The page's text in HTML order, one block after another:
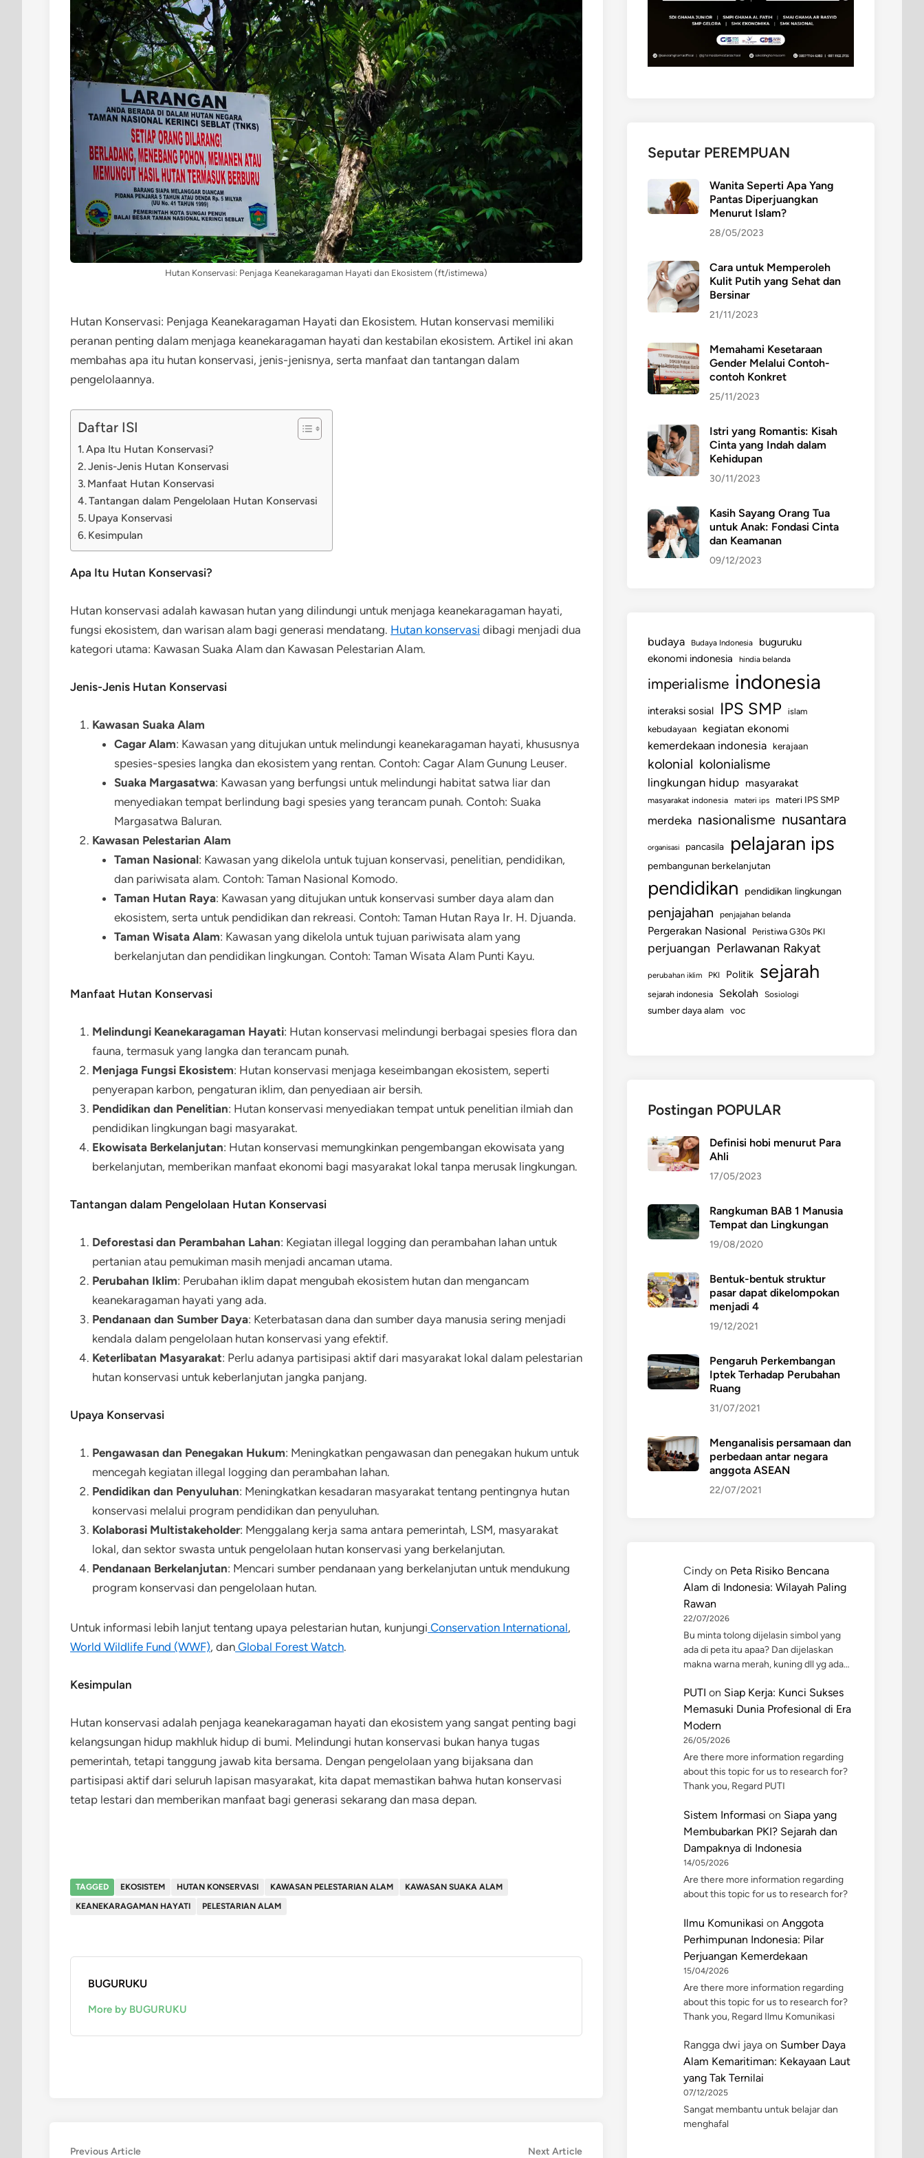
Hutan Konservasi: Penjaga Keanekaragaman Hayati dan Ekosistem (ft/istimewa)
Hutan Konservasi: Penjaga Keanekaragaman Hayati dan Ekosistem. Hutan konservasi memiliki
peranan penting dalam menjaga keanekaragaman hayati dan kestabilan ekosistem. Artikel ini akan
membahas apa itu hutan konservasi, jenis-jenisnya, serta manfaat dan tantangan dalam
pengelolaannya.
Daftar ISI
Apa Itu Hutan Konservasi?
Jenis-Jenis Hutan Konservasi
Manfaat Hutan Konservasi
Tantangan dalam Pengelolaan Hutan Konservasi
Upaya Konservasi
Kesimpulan
Apa Itu Hutan Konservasi?
Hutan konservasi adalah kawasan hutan yang dilindungi untuk menjaga keanekaragaman hayati,
fungsi ekosistem, dan warisan alam bagi generasi mendatang. Hutan konservasi dibagi menjadi dua
kategori utama: Kawasan Suaka Alam dan Kawasan Pelestarian Alam.
Jenis-Jenis Hutan Konservasi
Kawasan Suaka Alam
Cagar Alam: Kawasan yang ditujukan untuk melindungi keanekaragaman hayati, khususnya
spesies-spesies langka dan ekosistem yang rentan. Contoh: Cagar Alam Gunung Leuser.
Suaka Margasatwa: Kawasan yang berfungsi untuk melindungi habitat satwa liar dan
menyediakan tempat berlindung bagi spesies yang terancam punah. Contoh: Suaka
Margasatwa Baluran.
Kawasan Pelestarian Alam
Taman Nasional: Kawasan yang dikelola untuk tujuan konservasi, penelitian, pendidikan,
dan pariwisata alam. Contoh: Taman Nasional Komodo.
Taman Hutan Raya: Kawasan yang ditujukan untuk konservasi sumber daya alam dan
ekosistem, serta untuk pendidikan dan rekreasi. Contoh: Taman Hutan Raya Ir. H. Djuanda.
Taman Wisata Alam: Kawasan yang dikelola untuk tujuan pariwisata alam yang
berkelanjutan dan pendidikan lingkungan. Contoh: Taman Wisata Alam Punti Kayu.
Manfaat Hutan Konservasi
Melindungi Keanekaragaman Hayati: Hutan konservasi melindungi berbagai spesies flora dan
fauna, termasuk yang langka dan terancam punah.
Menjaga Fungsi Ekosistem: Hutan konservasi menjaga keseimbangan ekosistem, seperti
penyerapan karbon, pengaturan iklim, dan penyediaan air bersih.
Pendidikan dan Penelitian: Hutan konservasi menyediakan tempat untuk penelitian ilmiah dan
pendidikan lingkungan bagi masyarakat.
Ekowisata Berkelanjutan: Hutan konservasi memungkinkan pengembangan ekowisata yang
berkelanjutan, memberikan manfaat ekonomi bagi masyarakat lokal tanpa merusak lingkungan.
Tantangan dalam Pengelolaan Hutan Konservasi
Deforestasi dan Perambahan Lahan: Kegiatan illegal logging dan perambahan lahan untuk
pertanian atau pemukiman masih menjadi ancaman utama.
Perubahan Iklim: Perubahan iklim dapat mengubah ekosistem hutan dan mengancam
keanekaragaman hayati yang ada.
Pendanaan dan Sumber Daya: Keterbatasan dana dan sumber daya manusia sering menjadi
kendala dalam pengelolaan hutan konservasi yang efektif.
Keterlibatan Masyarakat: Perlu adanya partisipasi aktif dari masyarakat lokal dalam pelestarian
hutan konservasi untuk keberlanjutan jangka panjang.
Upaya Konservasi
Pengawasan dan Penegakan Hukum: Meningkatkan pengawasan dan penegakan hukum untuk
mencegah kegiatan illegal logging dan perambahan lahan.
Pendidikan dan Penyuluhan: Meningkatkan kesadaran masyarakat tentang pentingnya hutan
konservasi melalui program pendidikan dan penyuluhan.
Kolaborasi Multistakeholder: Menggalang kerja sama antara pemerintah, LSM, masyarakat
lokal, dan sektor swasta untuk pengelolaan hutan konservasi yang berkelanjutan.
Pendanaan Berkelanjutan: Mencari sumber pendanaan yang berkelanjutan untuk mendukung
program konservasi dan pengelolaan hutan.
Untuk informasi lebih lanjut tentang upaya pelestarian hutan, kunjungi Conservation International,
World Wildlife Fund (WWF), dan Global Forest Watch.
Kesimpulan
Hutan konservasi adalah penjaga keanekaragaman hayati dan ekosistem yang sangat penting bagi
kelangsungan hidup makhluk hidup di bumi. Melindungi hutan konservasi bukan hanya tugas
pemerintah, tetapi tanggung jawab kita bersama. Dengan pengelolaan yang bijaksana dan
partisipasi aktif dari seluruh lapisan masyarakat, kita dapat memastikan bahwa hutan konservasi
tetap lestari dan memberikan manfaat bagi generasi sekarang dan masa depan.
TAGGED EKOSISTEM HUTAN KONSERVASI KAWASAN PELESTARIAN ALAM
KAWASAN SUAKA ALAM
KEANEKARAGAMAN HAYATI
PELESTARIAN ALAM
BUGURUKU
More by BUGURUKU
Post
Previous ArticlePrevious Next ArticleNext
Seputar PEREMPUAN
Wanita Seperti Apa Yang
Pantas Diperjuangkan
Menurut Islam?
28/05/2023
Cara untuk Memperoleh
Kulit Putih yang Sehat dan
Bersinar
21/11/2023
Memahami Kesetaraan
Gender Melalui Contoh-
contoh Konkret
25/11/2023
Istri yang Romantis: Kisah
Cinta yang Indah dalam
Kehidupan
30/11/2023
Kasih Sayang Orang Tua
untuk Anak: Fondasi Cinta
dan Keamanan
09/12/2023
budaya Budaya Indonesia
buguruku
ekonomi indonesia
hindia belanda
imperialisme indonesia
interaksi sosial IPS SMP
islam
kebudayaan
kegiatan ekonomi
kemerdekaan indonesia kerajaan
kolonial kolonialisme
lingkungan hidup masyarakat
masyarakat indonesia materi ips materi IPS SMP
merdeka nasionalisme nusantara
organisasi pancasila pelajaran ips
pembangunan berkelanjutan
pendidikan pendidikan lingkungan
penjajahan penjajahan belanda
Pergerakan Nasional Peristiwa G30s PKI
perjuangan Perlawanan Rakyat
perubahan iklim PKI Politik sejarah
sejarah indonesia Sekolah Sosiologi
sumber daya alam voc
Postingan POPULAR
Definisi hobi menurut Para
Ahli
17/05/2023
Rangkuman BAB 1 Manusia
Tempat dan Lingkungan
19/08/2020
Bentuk-bentuk struktur
pasar dapat dikelompokan
menjadi 4
19/12/2021
Pengaruh Perkembangan
Iptek Terhadap Perubahan
Ruang
31/07/2021
Menganalisis persamaan dan
perbedaan antar negara
anggota ASEAN
22/07/2021
Cindy on Peta Risiko Bencana
Alam di Indonesia: Wilayah Paling
Rawan
22/07/2026
Bu minta tolong dijelasin simbol yang
ada di peta itu apaa? Dan dijelaskan
makna warna merah, kuning dll yg ada…
PUTI on Siap Kerja: Kunci Sukses
Memasuki Dunia Profesional di Era
Modern
26/05/2026
Are there more information regarding
about this topic for us to research for?
Thank you, Regard PUTI
Sistem Informasi on Siapa yang
Membubarkan PKI? Sejarah dan
Dampaknya di Indonesia
14/05/2026
Are there more information regarding
about this topic for us to research for?
Ilmu Komunikasi on Anggota
Perhimpunan Indonesia: Pilar
Perjuangan Kemerdekaan
15/04/2026
Are there more information regarding
about this topic for us to research for?
Thank you, Regard Ilmu Komunikasi
Rangga dwi jaya on Sumber Daya
Alam Kemaritiman: Kekayaan Laut
yang Tak Ternilai
07/12/2025
Sangat membantu untuk belajar dan
menghafal